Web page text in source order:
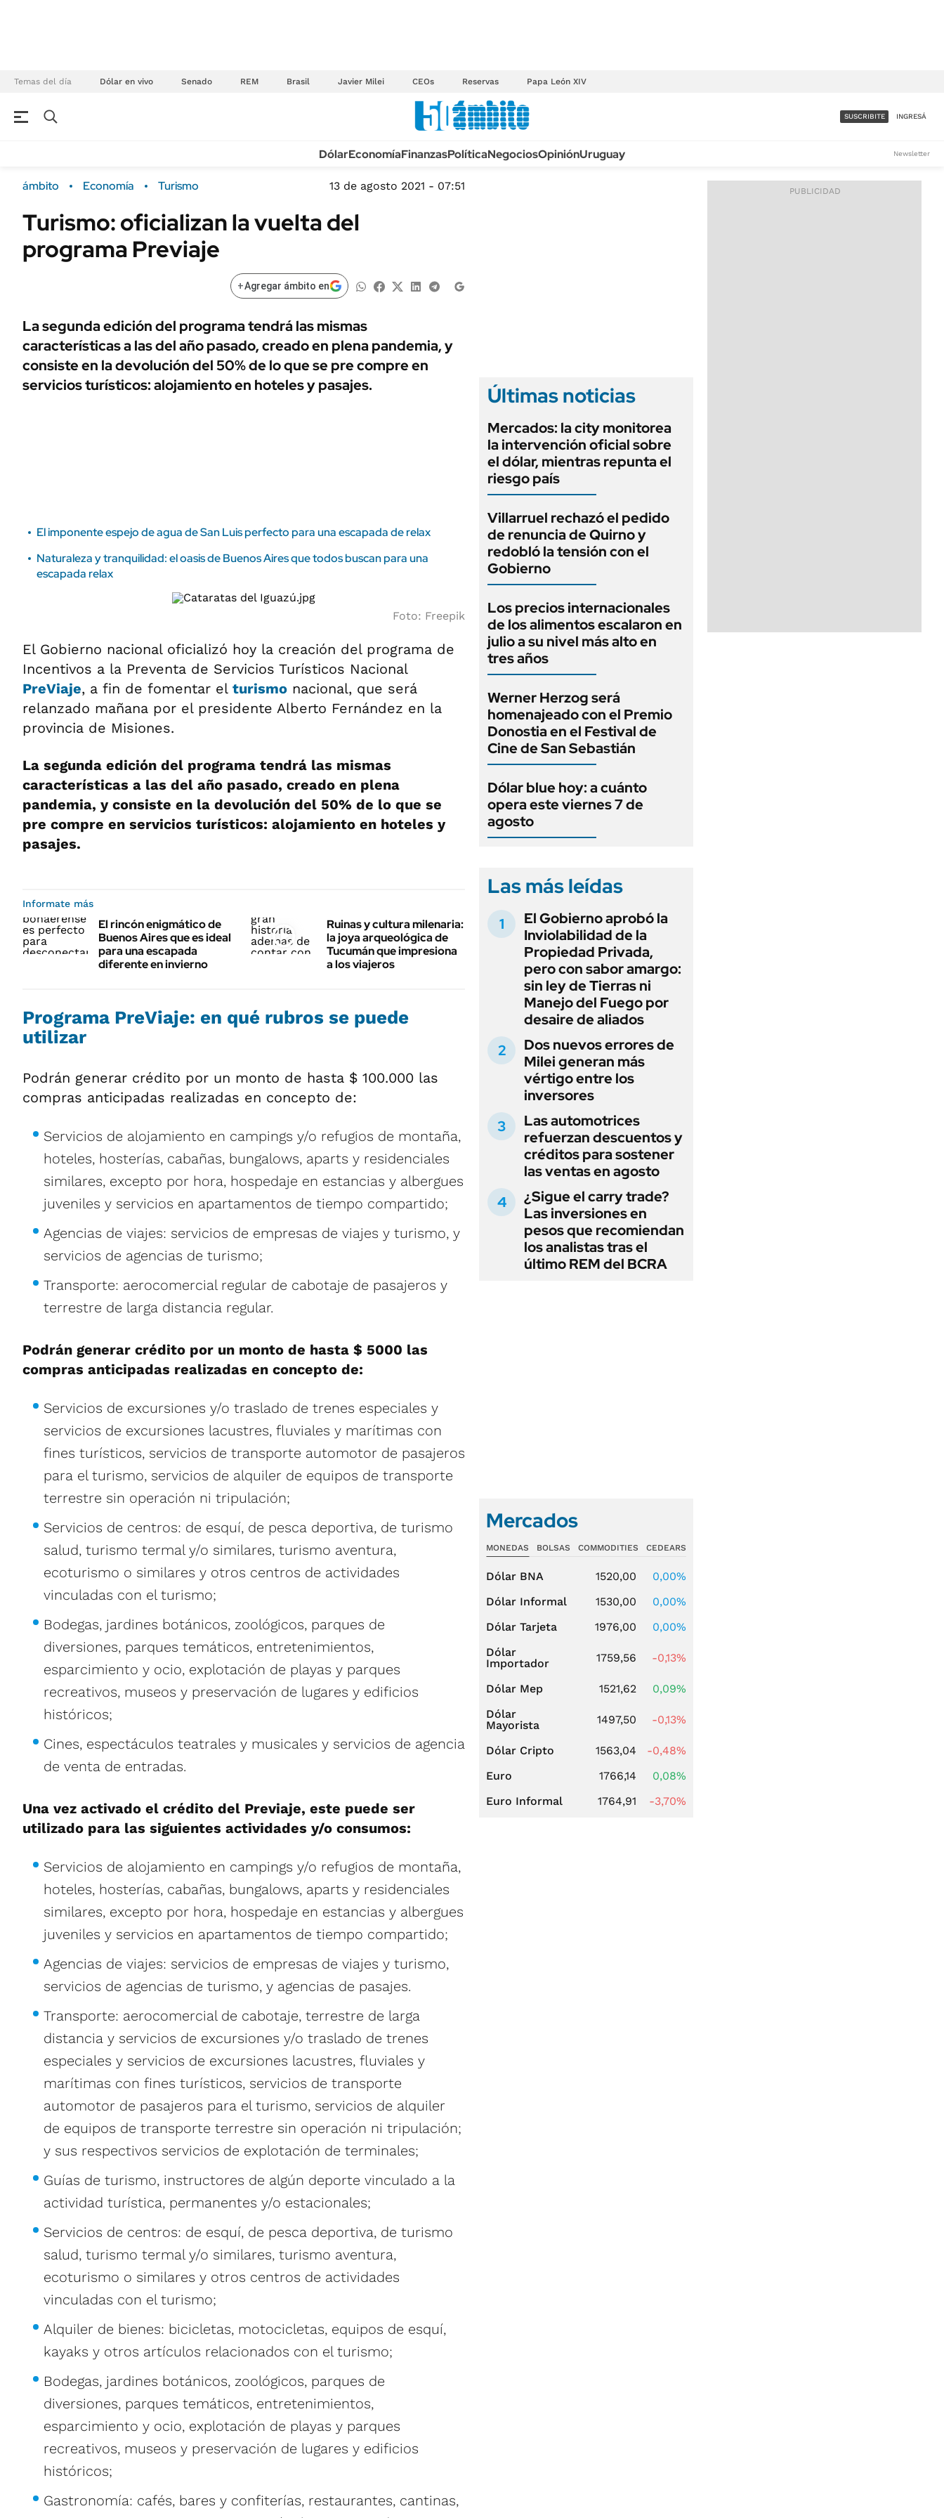
Temas del día Dólar en vivo Senado REM Brasil Javier Milei CEOs Reservas Papa León XIV
Campo
FINANZAS
ÁMBITO DEBATE
MEDIAKIT AMBITO DEBATE
Sustentabilidad
Seguros
ENERGY REPORT
POLÍTICA
Municipios
URUGUAY
TECNOLOGÍA
MÉXICO
LIFESTYLE
AUTOS
ACCESO FULL - $1.800/MES
SUSCRIBITE INGRESÁ
DólarEconomíaFinanzasPolíticaNegociosOpiniónUruguay Newsletter
ámbito Economía Turismo 13 de agosto 2021 - 07:51
Turismo: oficializan la vuelta del
programa Previaje
+Agregar ámbito en
La segunda edición del programa tendrá las mismas
características a las del año pasado, creado en plena pandemia, y
consiste en la devolución del 50% de lo que se pre compre en
servicios turísticos: alojamiento en hoteles y pasajes.
El imponente espejo de agua de San Luis perfecto para una escapada de relax
Naturaleza y tranquilidad: el oasis de Buenos Aires que todos buscan para una
escapada relax
Foto: Freepik
El Gobierno nacional oficializó hoy la creación del programa de
Incentivos a la Preventa de Servicios Turísticos Nacional
PreViaje, a fin de fomentar el turismo nacional, que será
relanzado mañana por el presidente Alberto Fernández en la
provincia de Misiones.
La segunda edición del programa tendrá las mismas
características a las del año pasado, creado en plena
pandemia, y consiste en la devolución del 50% de lo que se
pre compre en servicios turísticos: alojamiento en hoteles y
pasajes.
Informate más
El rincón enigmático de
Buenos Aires que es ideal
para una escapada
diferente en invierno
Ruinas y cultura milenaria:
la joya arqueológica de
Tucumán que impresiona
a los viajeros
Programa PreViaje: en qué rubros se puede
utilizar
Podrán generar crédito por un monto de hasta $ 100.000 las
compras anticipadas realizadas en concepto de:
Servicios de alojamiento en campings y/o refugios de montaña,
hoteles, hosterías, cabañas, bungalows, aparts y residenciales
similares, excepto por hora, hospedaje en estancias y albergues
juveniles y servicios en apartamentos de tiempo compartido;
Agencias de viajes: servicios de empresas de viajes y turismo, y
servicios de agencias de turismo;
Transporte: aerocomercial regular de cabotaje de pasajeros y
terrestre de larga distancia regular.
Podrán generar crédito por un monto de hasta $ 5000 las
compras anticipadas realizadas en concepto de:
Servicios de excursiones y/o traslado de trenes especiales y
servicios de excursiones lacustres, fluviales y marítimas con
fines turísticos, servicios de transporte automotor de pasajeros
para el turismo, servicios de alquiler de equipos de transporte
terrestre sin operación ni tripulación;
Servicios de centros: de esquí, de pesca deportiva, de turismo
salud, turismo termal y/o similares, turismo aventura,
ecoturismo o similares y otros centros de actividades
vinculadas con el turismo;
Bodegas, jardines botánicos, zoológicos, parques de
diversiones, parques temáticos, entretenimientos,
esparcimiento y ocio, explotación de playas y parques
recreativos, museos y preservación de lugares y edificios
históricos;
Cines, espectáculos teatrales y musicales y servicios de agencia
de venta de entradas.
Una vez activado el crédito del Previaje, este puede ser
utilizado para las siguientes actividades y/o consumos:
Servicios de alojamiento en campings y/o refugios de montaña,
hoteles, hosterías, cabañas, bungalows, aparts y residenciales
similares, excepto por hora, hospedaje en estancias y albergues
juveniles y servicios en apartamentos de tiempo compartido;
Agencias de viajes: servicios de empresas de viajes y turismo,
servicios de agencias de turismo, y agencias de pasajes.
Transporte: aerocomercial de cabotaje, terrestre de larga
distancia y servicios de excursiones y/o traslado de trenes
especiales y servicios de excursiones lacustres, fluviales y
marítimas con fines turísticos, servicios de transporte
automotor de pasajeros para el turismo, servicios de alquiler
de equipos de transporte terrestre sin operación ni tripulación;
y sus respectivos servicios de explotación de terminales;
Guías de turismo, instructores de algún deporte vinculado a la
actividad turística, permanentes y/o estacionales;
Servicios de centros: de esquí, de pesca deportiva, de turismo
salud, turismo termal y/o similares, turismo aventura,
ecoturismo o similares y otros centros de actividades
vinculadas con el turismo;
Alquiler de bienes: bicicletas, motocicletas, equipos de esquí,
kayaks y otros artículos relacionados con el turismo;
Bodegas, jardines botánicos, zoológicos, parques de
diversiones, parques temáticos, entretenimientos,
esparcimiento y ocio, explotación de playas y parques
recreativos, museos y preservación de lugares y edificios
históricos;
Gastronomía: cafés, bares y confiterías, restaurantes, cantinas,
Últimas noticias
Mercados: la city monitorea
la intervención oficial sobre
el dólar, mientras repunta el
riesgo país
Villarruel rechazó el pedido
de renuncia de Quirno y
redobló la tensión con el
Gobierno
Los precios internacionales
de los alimentos escalaron en
julio a su nivel más alto en
tres años
Werner Herzog será
homenajeado con el Premio
Donostia en el Festival de
Cine de San Sebastián
Dólar blue hoy: a cuánto
opera este viernes 7 de
agosto
Las más leídas
El Gobierno aprobó la
Inviolabilidad de la
Propiedad Privada,
pero con sabor amargo:
sin ley de Tierras ni
Manejo del Fuego por
desaire de aliados
Dos nuevos errores de
Milei generan más
vértigo entre los
inversores
Las automotrices
refuerzan descuentos y
créditos para sostener
las ventas en agosto
¿Sigue el carry trade?
Las inversiones en
pesos que recomiendan
los analistas tras el
último REM del BCRA
Mercados
MONEDAS BOLSAS COMMODITIES CEDEARS
Dólar BNA 1520,00
0,00%
Dólar Informal
1530,00
0,00%
Dólar Tarjeta
1976,00
0,00%
Dólar
Importador
1759,56 -0,13%
Dólar Mep 1521,62
0,09%
Dólar
Mayorista
1497,50 -0,13%
Dólar Cripto 1563,04
-0,48%
Euro
1766,14
0,08%
Euro Informal
1764,91 -3,70%